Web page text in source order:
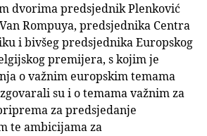
dvorima predsjednik Plenković
Rompuya, predsjednika Centra
i bivšeg predsjednika Europskog
premijera, s kojim je
o važnim europskim temama
su i o temama važnim za
za predsjedanje
te ambicijama za